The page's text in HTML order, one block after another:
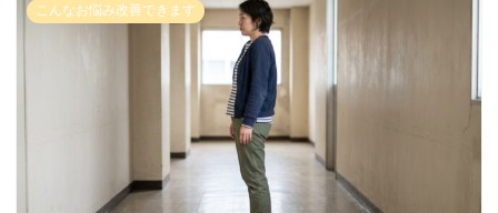
こんなお悩み改善できます